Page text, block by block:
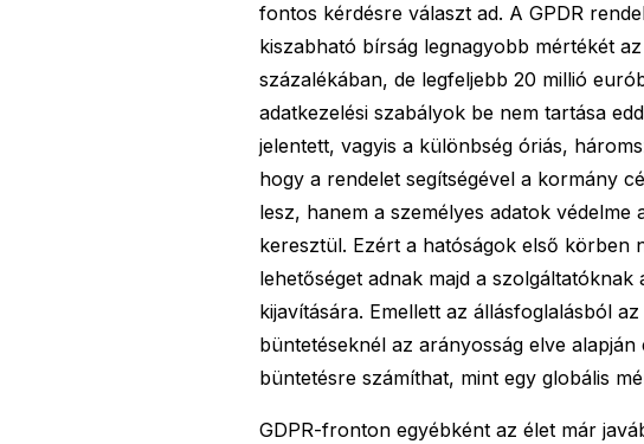
fontos kérdésre választ ad. A GPDR
kiszabható bírság legnagyobb mértékét
százalékában, de legfeljebb 20 millió
adatkezelési szabályok be nem tartása
jelentett, vagyis a különbség óriás,
hogy a rendelet segítségével a kormány
lesz, hanem a személyes adatok
keresztül. Ezért a hatóságok első körben
lehetőséget adnak majd a
kijavítására. Emellett az állásfoglalásból
büntetéseknél az arányosság elve
büntetésre számíthat, mint egy globális
GDPR-fronton egyébként az élet már